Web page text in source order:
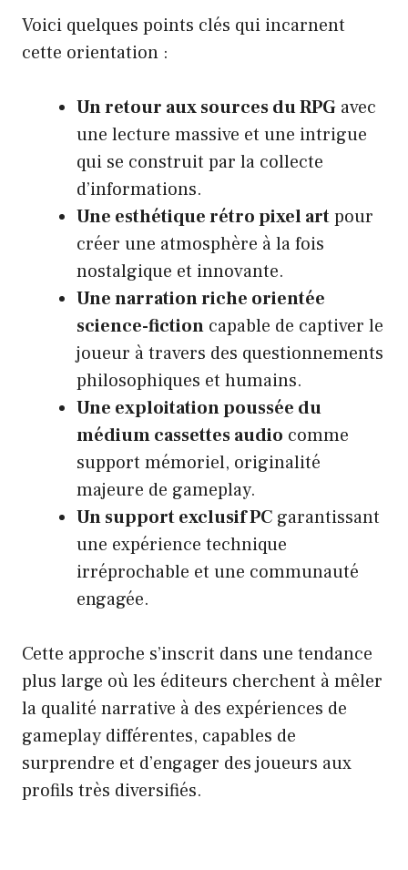
Voici quelques points clés qui incarnent
cette orientation :
Un retour aux sources du RPG avec
une lecture massive et une intrigue
qui se construit par la collecte
d’informations.
Une esthétique rétro pixel artpour
créer une atmosphère à la fois
nostalgique et innovante.
Une narration riche orientée
science-fiction capable de captiver le
joueur à travers des questionnements
philosophiques et humains.
Une exploitation poussée du
médium cassettes audio comme
support mémoriel, originalité
majeure de gameplay.
Un support exclusif PC garantissant
une expérience technique
irréprochable et une communauté
engagée.
Cette approche s’inscrit dans une tendance
plus large où les éditeurs cherchent à mêler
la qualité narrative à des expériences de
gameplay différentes, capables de
surprendre et d’engager des joueurs aux
profils très diversifiés.